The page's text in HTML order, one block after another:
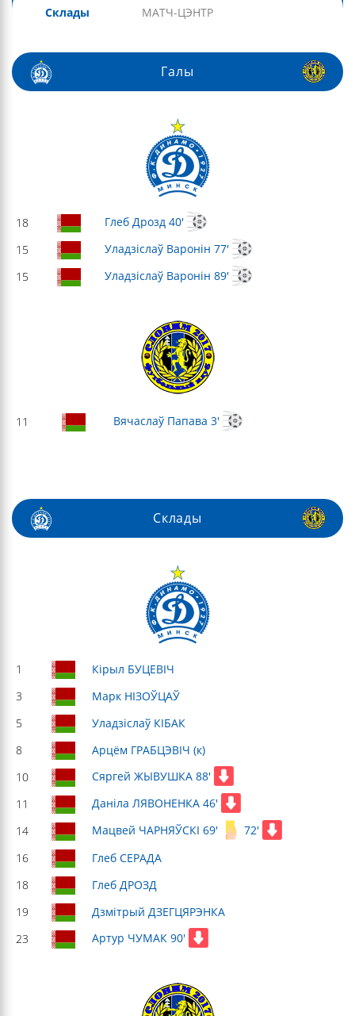
Склады МАТЧ-ЦЭНТР
Галы
18
Глеб Дрозд 40'
15
Уладзіслаў Варонін 77'
15
Уладзіслаў Варонін 89'
11 Вячаслаў Папава 3'
Склады
1
Кірыл БУЦЕВІЧ
3
Марк НІЗОЎЦАЎ
5
Уладзіслаў КІБАК
8
Арцём ГРАБЦЭВІЧ (к)
10
Сяргей ЖЫВУШКА 88'
11
Даніла ЛЯВОНЕНКА 46'
14
Мацвей ЧАРНЯЎСКІ 69'
72'
16
Глеб СЕРАДА
18
Глеб ДРОЗД
19
Дзмітрый ДЗЕГЦЯРЭНКА
23
Артур ЧУМАК 90'